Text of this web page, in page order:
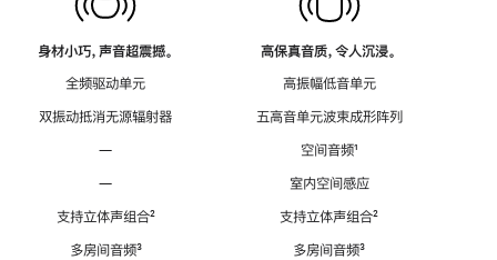
身材小巧，声音超震撼。
全频驱动单元
双振动抵消无源辐射器
—
—
支持立体声组合脚
²
多房间音频脚
³
高保真音质，令人沉浸。
高振幅低音单元
五高音单元波束成形阵列
空间音频脚
¹
室内空间感应
支持立体声组合脚
²
多房间音频脚
³